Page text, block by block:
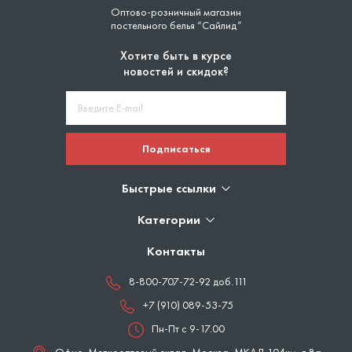
Оптово-розничный магазин
постельного белья “Сайлид”
Хотите быть в курсе
новостей и скидок?
Подписаться
Быстрые ссылки
Категории
Контакты
8-800-707-72-92 доб.111
+7 (910) 089-53-75
Пн-Пт с 9-17.00